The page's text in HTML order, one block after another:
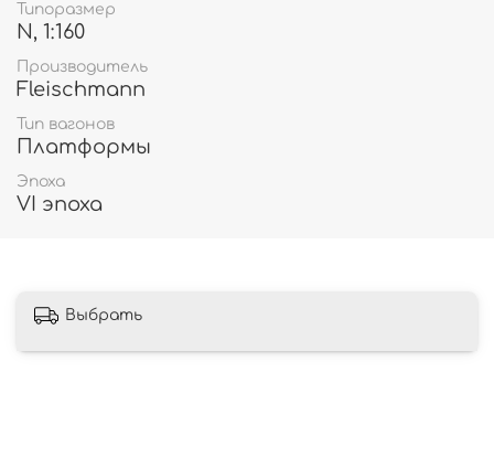
Типоразмер
N, 1:160
Производитель
Fleischmann
Тип вагонов
Платформы
Эпоха
VI эпоха
Выбрать